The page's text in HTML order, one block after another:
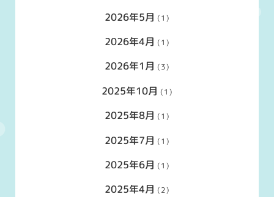
2026年5月 (1)
2026年4月 (1)
2026年1月 (3)
2025年10月 (1)
2025年8月 (1)
2025年7月 (1)
2025年6月 (1)
2025年4月 (2)